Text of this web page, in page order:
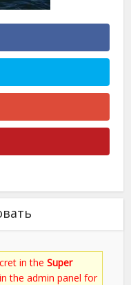
in theSuper
the admin panel for